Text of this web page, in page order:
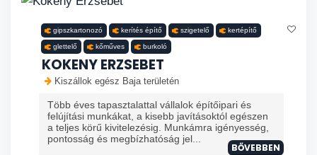
gipszkartonozó kerítés építő szigetelő kertépítő
glettelő kőműves burkoló
KOKENY ERZSEBET
Kiszállok egész Baja területén
Több éves tapasztalattal vállalok építőipari és
felújítási munkákat, a kisebb javításoktól egészen
a teljes körű kivitelezésig. Munkámra igényesség,
pontosság és megbízhatóság jel...
BŐVEBBEN